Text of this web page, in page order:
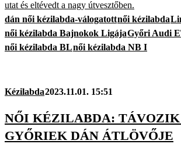
utat és eltévedt a nagy útvesztőben.
dán női kézilabda-válogatottnői kézilabda
női kézilabda Bajnokok LigájaGyőri Audi
női kézilabda BLnői kézilabda NB I
Kézilabda2023.11.01. 15:51
NŐI KÉZILABDA:
GYŐRIEK DÁN ÁTLÖVŐJE